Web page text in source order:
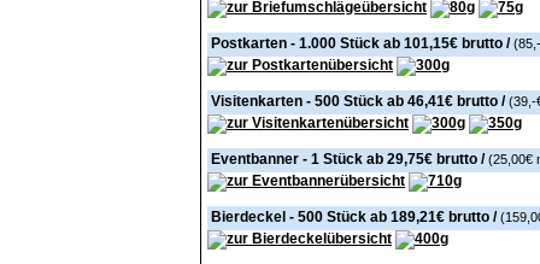
Postkarten - 1.000 Stück ab 101,15€ brutto /
Visitenkarten - 500 Stück ab 46,41€ brutto /(39,-
Eventbanner - 1 Stück ab 29,75€ brutto /(25,00€
Bierdeckel - 500 Stück ab 189,21€ brutto /